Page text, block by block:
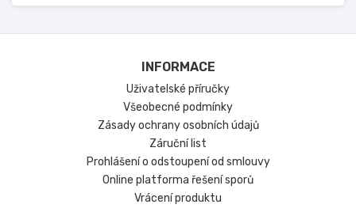
INFORMACE
Uživatelské příručky
Všeobecné podmínky
Zásady ochrany osobních údajů
Záruční list
Prohlášení o odstoupení od smlouvy
Online platforma řešení sporů
Vrácení produktu